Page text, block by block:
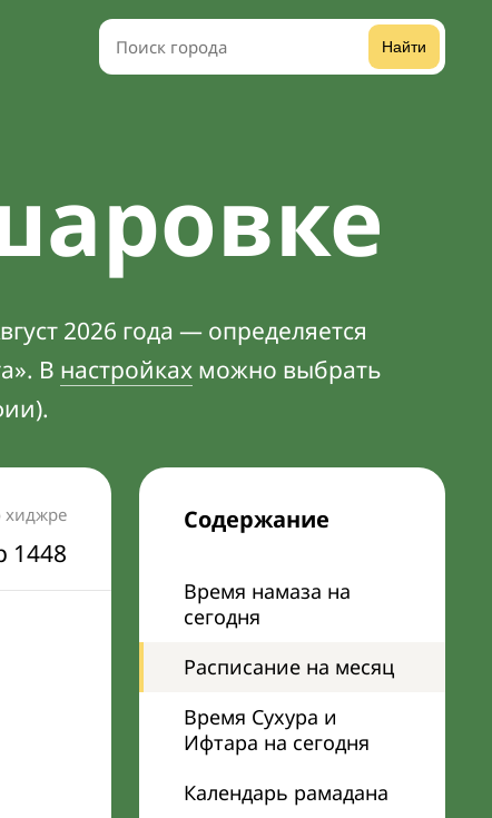
Найти
2026 года — определяется
В настройках можно выбрать
Содержание
Время намаза на
сегодня
Расписание на месяц
Время Сухура и
Ифтара на сегодня
Календарь рамадана
хиджре
1448